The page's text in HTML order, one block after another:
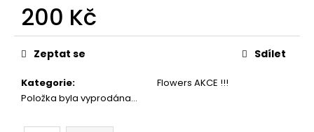
200 Kč
Měrná
cena:
Kategorie:
Flowers AKCE !!!
Položka byla vyprodána…
Zeptat se Sdílet
D
o